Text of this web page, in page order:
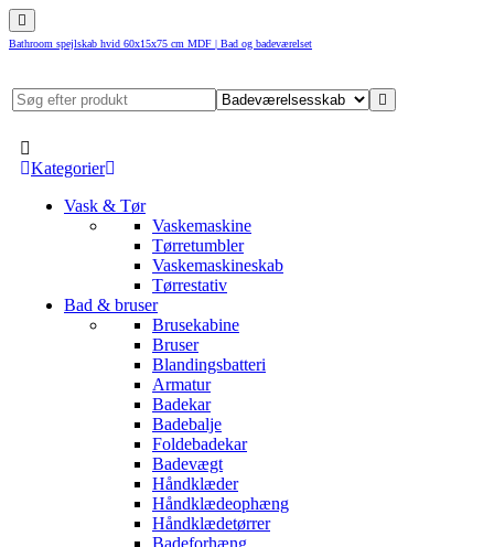
Bathroom spejlskab hvid 60x15x75 cm MDF | Bad og badeværelset
Kategorier
Vask & Tør
Vaskemaskine
Tørretumbler
Vaskemaskineskab
Tørrestativ
Bad & bruser
Brusekabine
Bruser
Blandingsbatteri
Armatur
Badekar
Badebalje
Foldebadekar
Badevægt
Håndklæder
Håndklædeophæng
Håndklædetørrer
Badeforhæng